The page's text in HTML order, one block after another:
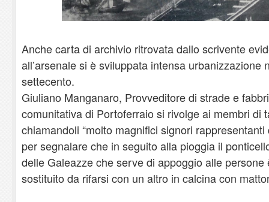
Anche carta di archivio ritrovata dallo scrivente
all’arsenale si è sviluppata intensa urbanizzazione
settecento.
Giuliano Manganaro, Provveditore di strade e
comunitativa di Portoferraio si rivolge ai membri di
chiamandoli “molto magnifici signori
per segnalare che in seguito alla pioggia il
delle Galeazze che serve di appoggio alle
sostituito da rifarsi con un altro in calcina con